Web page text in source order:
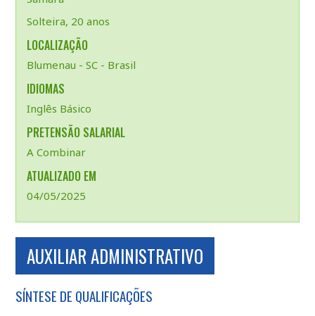
Solteira, 20 anos
LOCALIZAÇÃO
Blumenau - SC - Brasil
IDIOMAS
Inglês Básico
PRETENSÃO SALARIAL
A Combinar
ATUALIZADO EM
04/05/2025
AUXILIAR ADMINISTRATIVO
SÍNTESE DE QUALIFICAÇÕES